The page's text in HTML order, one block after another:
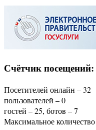
Счётчик посещений:
Посетителей онлайн – 32
пользователей – 0
гостей – 25, ботов – 7
Максимальное